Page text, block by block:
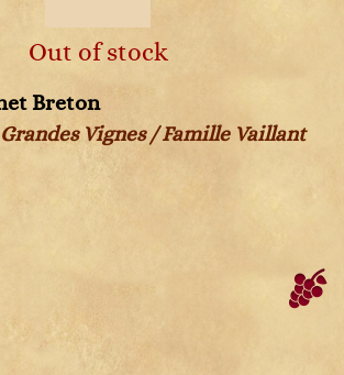
Out of stock
Breton
Vignes / Famille Vaillant